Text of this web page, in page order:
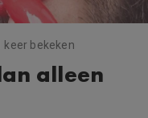
keer bekeken
alleen